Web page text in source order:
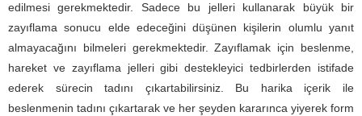
edilmesi gerekmektedir. Sadece bu jelleri kullanarak büyük bir
zayıflama sonucu elde edeceğini düşünen kişilerin olumlu yanıt
almayacağını bilmeleri gerekmektedir. Zayıflamak için beslenme,
hareket ve zayıflama jelleri gibi destekleyici tedbirlerden istifade
ederek sürecin tadını çıkartabilirsiniz. Bu harika içerik ile
beslenmenin tadını çıkartarak ve her şeyden kararınca yiyerek form